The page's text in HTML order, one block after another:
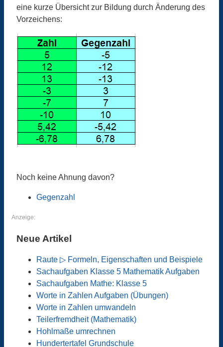
eine kurze Übersicht zur Bildung durch Änderung des
Vorzeichens:
Noch keine Ahnung davon?
Gegenzahl
Anzeige:
Neue Artikel
Raute ▷ Formeln, Eigenschaften und Beispiele
Sachaufgaben Klasse 5 Mathematik Aufgaben
Sachaufgaben Mathe: Klasse 5
Worte in Zahlen Aufgaben (Übungen)
Worte in Zahlen umwandeln
Teilerfremdheit (Mathematik)
Hohlmaße umrechnen
Hundertertafel Grundschule